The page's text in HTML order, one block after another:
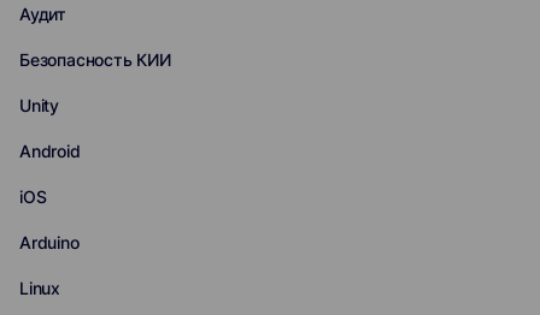
Аудит
Безопасность КИИ
Unity
Android
iOS
Arduino
Linux